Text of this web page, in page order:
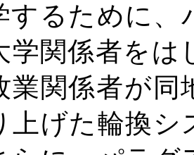
するために
学関係者を
業関係者が
上げた輪換